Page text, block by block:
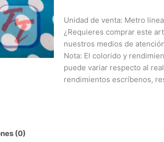
Unidad de venta: Metro
¿Requieres comprar este
nuestros medios de
Nota: El colorido y
puede variar respecto al
rendimientos escríbenos,
(0)